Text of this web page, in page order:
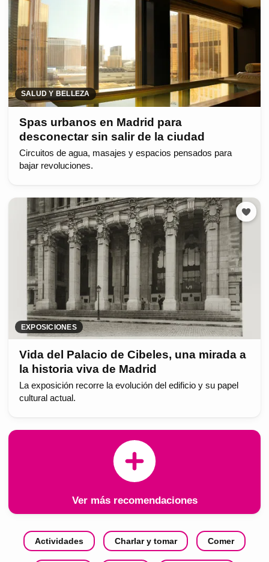
SALUD Y BELLEZA
Spas urbanos en Madrid para
desconectar sin salir de la ciudad
Circuitos de agua, masajes y espacios pensados para
bajar revoluciones.
EXPOSICIONES
Vida del Palacio de Cibeles, una mirada a
la historia viva de Madrid
La exposición recorre la evolución del edificio y su papel
cultural actual.
Ver más recomendaciones
Actividades Charlar y tomar Comer